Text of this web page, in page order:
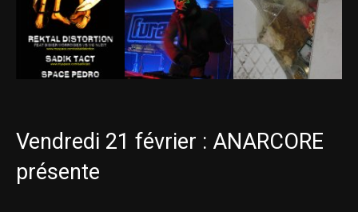
Vendredi 21 février : ANARCORE
présente